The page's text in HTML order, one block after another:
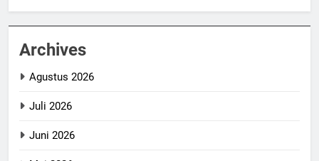
Archives
Agustus 2026
Juli 2026
Juni 2026